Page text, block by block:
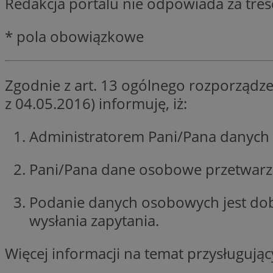
* pola obowiązkowe
Zgodnie z art. 13 ogólnego
z 04.05.2016) informuję, iż:
Administratorem Pani/Pana
Pani/Pana dane osobowe
Podanie danych osobowych jest
wysłania zapytania.
Więcej informacji na temat
SessID
__cf_bm